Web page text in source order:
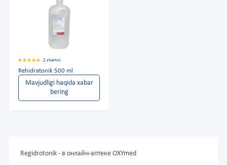
2 sharhni
Rehidratonik 500 ml
Mavjudligi haqida xabar
bering
Regidrotonik - в онлайн-аптеке OXYmed